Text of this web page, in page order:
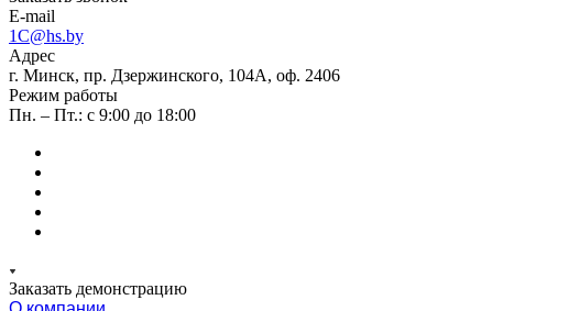
E-mail
1C@hs.by
Адрес
г. Минск, пр. Дзержинского, 104А, оф. 2406
Режим работы
Пн. – Пт.: с 9:00 до 18:00
Заказать демонстрацию